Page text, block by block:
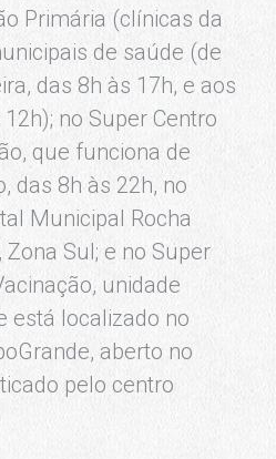
Primária (clínicas da
de saúde (de
das 8h às 17h, e aos
no Super Centro
que funciona de
das 8h às 22h, no
Municipal Rocha
Sul; e no Super
unidade
está localizado no
aberto no
pelo centro